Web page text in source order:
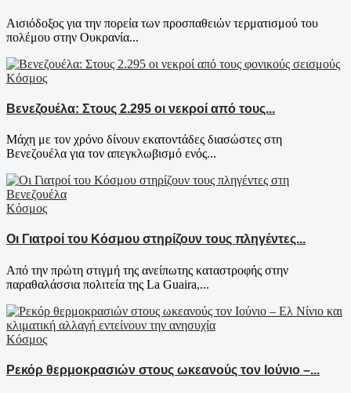
Αισιόδοξος για την πορεία των προσπαθειών τερματισμού του
πολέμου στην Ουκρανία...
Κόσμος
Βενεζουέλα: Στους 2.295 οι νεκροί από τους...
Μάχη με τον χρόνο δίνουν εκατοντάδες διασώστες στη
Βενεζουέλα για τον απεγκλωβισμό ενός...
Κόσμος
Οι Γιατροί του Κόσμου στηρίζουν τους πληγέντες...
Από την πρώτη στιγμή της ανείπωτης καταστροφής στην
παραθαλάσσια πολιτεία της La Guaira,...
Κόσμος
Ρεκόρ θερμοκρασιών στους ωκεανούς τον Ιούνιο –...